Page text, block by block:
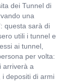
dei Tunnel di
una
questa sarà di
utili i tunnel e
ai tunnel,
per volta:
arriverà a
i depositi di armi